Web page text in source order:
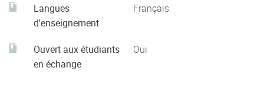
Langues
d'enseignement
Français
Ouvert aux étudiants
en échange
Oui